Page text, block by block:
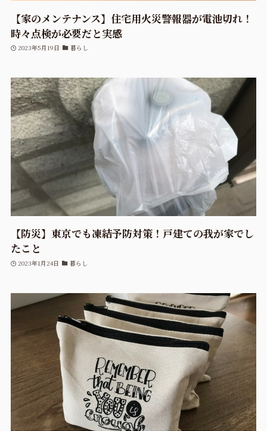
【家のメンテナンス】住宅用火災警報器が電池切れ！
時々点検が必要だと実感
2023年5月19日 暮らし
【防災】東京でも凍結予防対策！戸建ての我が家でし
たこと
2023年1月24日 暮らし